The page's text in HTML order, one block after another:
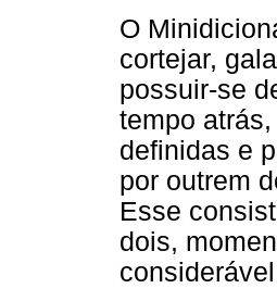
O
cortejar,
possuir-se
tempo
definidas e
por outrem
Esse
dois,